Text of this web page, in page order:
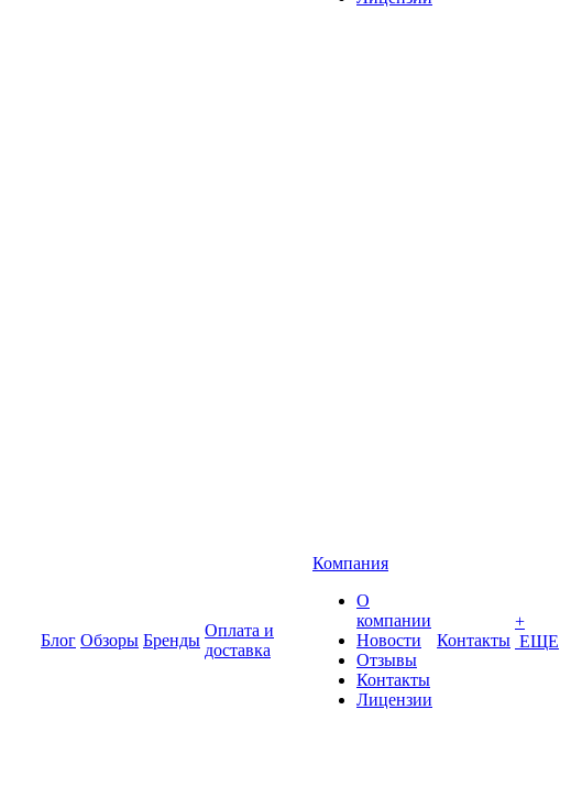
Блог Обзоры Бренды
Оплата и
доставка
Компания
О
компании
Новости
Отзывы
Контакты
Лицензии
Контакты
+
ЕЩЕ